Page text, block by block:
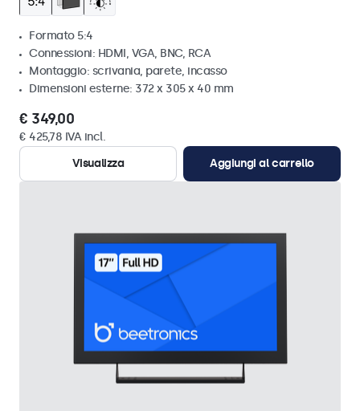
Formato 5:4
Connessioni: HDMI, VGA, BNC, RCA
Montaggio: scrivania, parete, incasso
Dimensioni esterne: 372 x 305 x 40 mm
€ 349,00
€ 425,78 IVA incl.
Visualizza
Aggiungi al carrello